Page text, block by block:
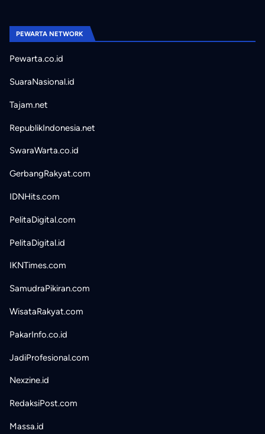
PEWARTA NETWORK
Pewarta.co.id
SuaraNasional.id
Tajam.net
RepublikIndonesia.net
SwaraWarta.co.id
GerbangRakyat.com
IDNHits.com
PelitaDigital.com
PelitaDigital.id
IKNTimes.com
SamudraPikiran.com
WisataRakyat.com
PakarInfo.co.id
JadiProfesional.com
Nexzine.id
RedaksiPost.com
Massa.id